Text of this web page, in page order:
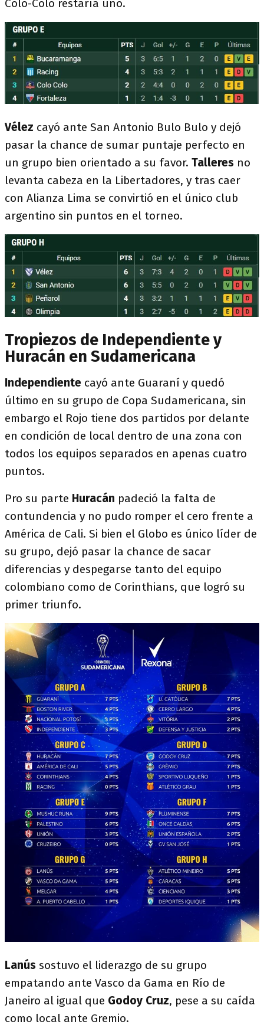
Colo-Colo restaría uno.
Vélez cayó ante San Antonio Bulo Bulo y dejó
pasar la chance de sumar puntaje perfecto en
un grupo bien orientado a su favor. Talleres no
levanta cabeza en la Libertadores, y tras caer
con Alianza Lima se convirtió en el único club
argentino sin puntos en el torneo.
Tropiezos de Independiente y
Huracán en Sudamericana
Independiente cayó ante Guaraní y quedó
último en su grupo de Copa Sudamericana, sin
embargo el Rojo tiene dos partidos por delante
en condición de local dentro de una zona con
todos los equipos separados en apenas cuatro
puntos.
Pro su parte Huracán padeció la falta de
contundencia y no pudo romper el cero frente a
América de Cali. Si bien el Globo es único líder de
su grupo, dejó pasar la chance de sacar
diferencias y despegarse tanto del equipo
colombiano como de Corinthians, que logró su
primer triunfo.
Lanús sostuvo el liderazgo de su grupo
empatando ante Vasco da Gama en Río de
Janeiro al igual que Godoy Cruz, pese a su caída
como local ante Gremio.